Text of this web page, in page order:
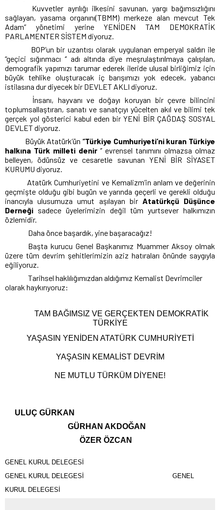
Kuvvetler ayrılığı ilkesini savunan, yargı bağımsızlığını
sağlayan, yasama organını(TBMM) merkeze alan mevcut Tek
Adam” yönetimi yerine YENİDEN TAM DEMOKRATİK
PARLAMENTER SİSTEM diyoruz.
BOP’un bir uzantısı olarak uygulanan emperyal saldırı ile
“geçici sığınmacı ‘’ adı altında diye meşrulaştırılmaya çalışılan,
demografik yapımızı tarumar ederek ileride ulusal birliğimiz için
büyük tehlike oluşturacak iç barışımızı yok edecek, yabancı
istilasına dur diyecek bir DEVLET AKLI diyoruz.
İnsanı, hayvanı ve doğayı koruyan bir çevre bilincini
toplumsallaştıran, sanatı ve sanatçıyı yücelten akıl ve bilimi tek
gerçek yol gösterici kabul eden bir YENİ BİR ÇAĞDAŞ SOSYAL
DEVLET diyoruz.
Büyük Atatürk’ün ‘’Türkiye Cumhuriyeti’ni kuran Türkiye
halkına Türk milleti denir ‘’ evrensel tanımını olmazsa olmaz
belleyen, ödünsüz ve cesaretle savunan YENİ BİR SİYASET
KURUMU diyoruz.
Atatürk Cumhuriyetini ve Kemalizm’in anlam ve değerinin
geçmişte olduğu gibi bugün ve yarında geçerli ve gerekli olduğu
inancıyla ulusumuza umut aşılayan bir Atatürkçü Düşünce
Derneği sadece üyelerimizin değil tüm yurtsever halkımızın
özlemidir.
Daha önce başardık, yine başaracağız!
Başta kurucu Genel Başkanımız Muammer Aksoy olmak
üzere tüm devrim şehitlerimizin aziz hatıraları önünde saygıyla
eğiliyoruz.
Tarihsel haklılığımızdan aldığımız Kemalist Devrimciler
olarak haykırıyoruz:
TAM BAĞIMSIZ VE GERÇEKTEN DEMOKRATİK
TÜRKİYE
YAŞASIN YENİDEN ATATÜRK CUMHURİYETİ
YAŞASIN KEMALİST DEVRİM
NE MUTLU TÜRKÜM DİYENE!
ULUÇ GÜRKAN
GÜRHAN AKDOĞAN
ÖZER ÖZCAN
GENEL KURUL DELEGESİ
GENEL KURUL DELEGESİ
GENEL
KURUL DELEGESİ